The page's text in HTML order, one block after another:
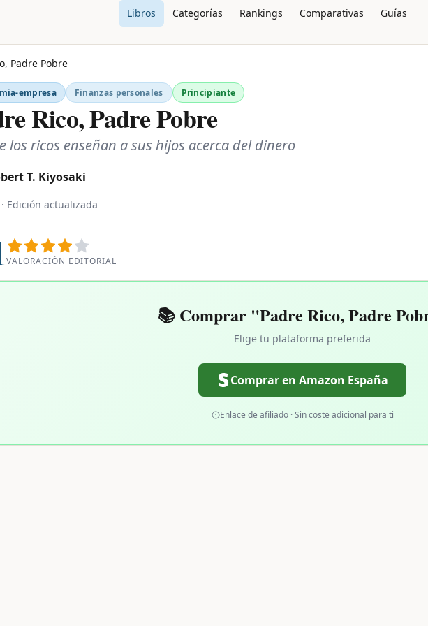
Libros Categorías Rankings Comparativas Guías
Padre Pobre
empresa Finanzas personales Principiante
Rico, Padre Pobre
los ricos enseñan a sus hijos acerca del dinero
T. Kiyosaki
Edición actualizada
VALORACIÓN EDITORIAL
📚 Comprar "Padre Rico, Padre
Elige tu plataforma preferida
Comprar en Amazon España
Enlace de afiliado · Sin coste adicional para ti